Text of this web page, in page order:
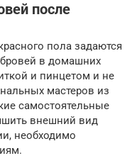
после
пола задаются
в домашних
и пинцетом и не
мастеров из
самостоятельные
внешний вид
необходимо